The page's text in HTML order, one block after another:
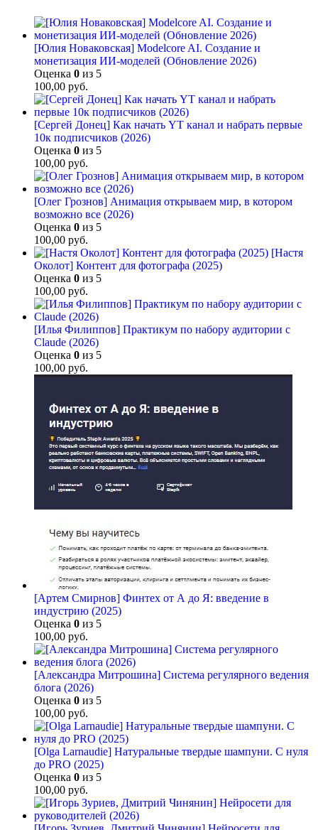
[Юлия Новаковская] Modelcore AI. Создание и
монетизация ИИ-моделей (Обновление 2026)
Оценка 0 из 5
100,00 руб.
[Сергей Донец] Как начать YT канал и набрать первые
10к подписчиков (2026)
Оценка 0 из 5
100,00 руб.
[Олег Грознов] Анимация открываем мир, в котором
возможно все (2026)
Оценка 0 из 5
100,00 руб.
[Настя
Околот] Контент для фотографа (2025)
Оценка 0 из 5
100,00 руб.
[Илья Филиппов] Практикум по набору аудитории с
Claude (2026)
Оценка 0 из 5
100,00 руб.
[Артем Смирнов] Финтех от А до Я: введение в
индустрию (2025)
Оценка 0 из 5
100,00 руб.
[Александра Митрошина] Система регулярного ведения
блога (2026)
Оценка 0 из 5
100,00 руб.
[Olga Larnaudie] Натуральные твердые шампуни. С нуля
до PRO (2025)
Оценка 0 из 5
100,00 руб.